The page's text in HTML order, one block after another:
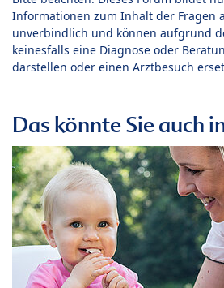
Informationen zum Inhalt der Fragen
unverbindlich und können aufgrund
keinesfalls eine Diagnose oder
darstellen oder einen Arztbesuch
Das könnte Sie auch